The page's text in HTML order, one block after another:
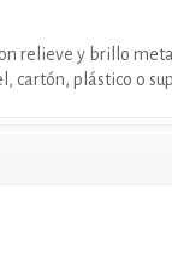
relieve y brillo
cartón, plástico o